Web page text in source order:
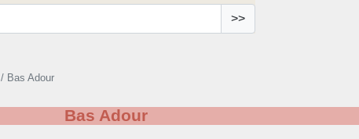
>>
/ Bas Adour
Bas Adour